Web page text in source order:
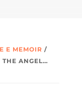
E MEMOIR /
ANGEL…